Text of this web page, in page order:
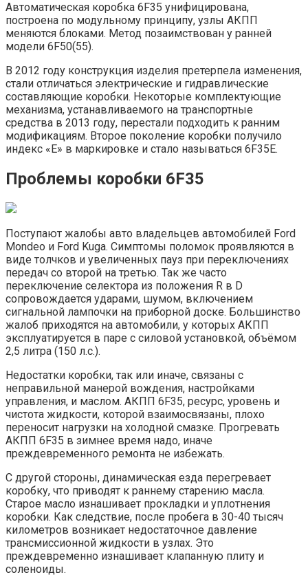
Автоматическая коробка 6F35 унифицирована,
построена по модульному принципу, узлы АКПП
меняются блоками. Метод позаимствован у ранней
модели 6F50(55).
В 2012 году конструкция изделия претерпела изменения,
стали отличаться электрические и гидравлические
составляющие коробки. Некоторые комплектующие
механизма, устанавливаемого на транспортные
средства в 2013 году, перестали подходить к ранним
модификациям. Второе поколение коробки получило
индекс «E» в маркировке и стало называться 6F35E.
Проблемы коробки 6F35
Поступают жалобы авто владельцев автомобилей Ford
Mondeo и Ford Kuga. Симптомы поломок проявляются в
виде толчков и увеличенных пауз при переключениях
передач со второй на третью. Так же часто
переключение селектора из положения R в D
сопровождается ударами, шумом, включением
сигнальной лампочки на приборной доске. Большинство
жалоб приходятся на автомобили, у которых АКПП
эксплуатируется в паре с силовой установкой, объёмом
2,5 литра (150 л.с.).
Недостатки коробки, так или иначе, связаны с
неправильной манерой вождения, настройками
управления, и маслом. АКПП 6F35, ресурс, уровень и
чистота жидкости, которой взаимосвязаны, плохо
переносит нагрузки на холодной смазке. Прогревать
АКПП 6F35 в зимнее время надо, иначе
преждевременного ремонта не избежать.
С другой стороны, динамическая езда перегревает
коробку, что приводят к раннему старению масла.
Старое масло изнашивает прокладки и уплотнения
коробки. Как следствие, после пробега в 30-40 тысяч
километров возникает недостаточное давление
трансмиссионной жидкости в узлах. Это
преждевременно изнашивает клапанную плиту и
соленоиды.